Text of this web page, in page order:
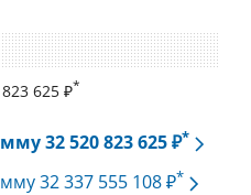
625 ₽*
32 520 823 625 ₽*
32 337 555 108 ₽*